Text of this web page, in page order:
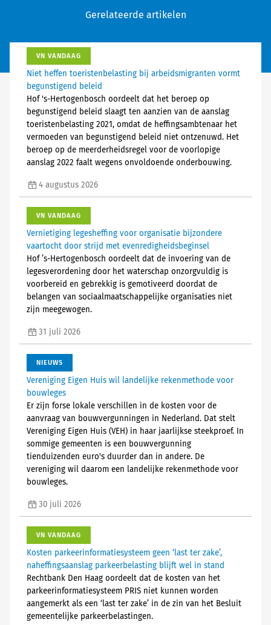
Gerelateerde artikelen
VN VANDAAG
Niet heffen toeristenbelasting bij arbeidsmigranten vormt
begunstigend beleid
Hof 's-Hertogenbosch oordeelt dat het beroep op
begunstigend beleid slaagt ten aanzien van de aanslag
toeristenbelasting 2021, omdat de heffingsambtenaar het
vermoeden van begunstigend beleid niet ontzenuwd. Het
beroep op de meerderheidsregel voor de voorlopige
aanslag 2022 faalt wegens onvoldoende onderbouwing.
4 augustus 2026
VN VANDAAG
Vernietiging legesheffing voor organisatie bijzondere
vaartocht door strijd met evenredigheidsbeginsel
Hof ’s-Hertogenbosch oordeelt dat de invoering van de
legesverordening door het waterschap onzorgvuldig is
voorbereid en gebrekkig is gemotiveerd doordat de
belangen van sociaalmaatschappelijke organisaties niet
zijn meegewogen.
31 juli 2026
NIEUWS
Vereniging Eigen Huis wil landelijke rekenmethode voor
bouwleges
Er zijn forse lokale verschillen in de kosten voor de
aanvraag van bouwvergunningen in Nederland. Dat stelt
Vereniging Eigen Huis (VEH) in haar jaarlijkse steekproef. In
sommige gemeenten is een bouwvergunning
tienduizenden euro's duurder dan in andere. De
vereniging wil daarom een landelijke rekenmethode voor
bouwleges.
30 juli 2026
VN VANDAAG
Kosten parkeerinformatiesysteem geen ‘last ter zake’,
naheffingsaanslag parkeerbelasting blijft wel in stand
Rechtbank Den Haag oordeelt dat de kosten van het
parkeerinformatiesysteem PRIS niet kunnen worden
aangemerkt als een ‘last ter zake’ in de zin van het Besluit
gemeentelijke parkeerbelastingen.